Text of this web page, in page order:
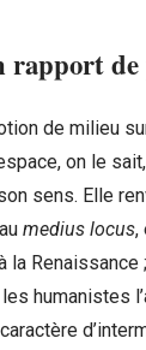
rapport
de milieu
on le
sens. Elle
medius locus,
la
humanistes